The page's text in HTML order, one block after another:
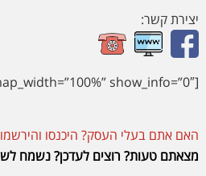
יצירת קשר:
[gmw_single_location map_width=”100%” show_info=”0″]
האם אתם בעלי העסק? היכנסו והירשמו
מצאתם טעות? רוצים לעדכן? נשמח